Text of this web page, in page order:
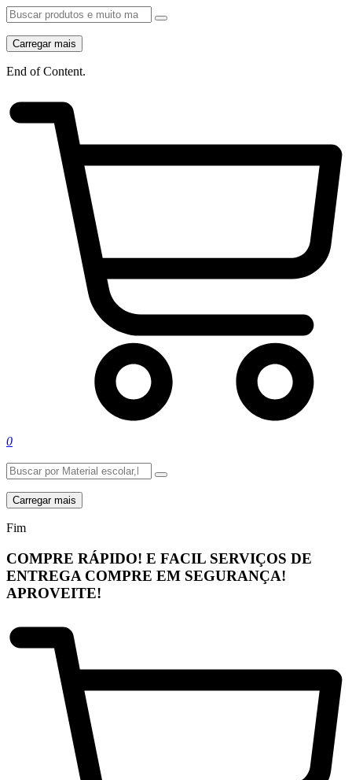
Carregar mais
End of Content.
0
Carregar mais
Fim
COMPRE RÁPIDO! E FACIL SERVIÇOS DE
ENTREGA COMPRE EM SEGURANÇA!
APROVEITE!